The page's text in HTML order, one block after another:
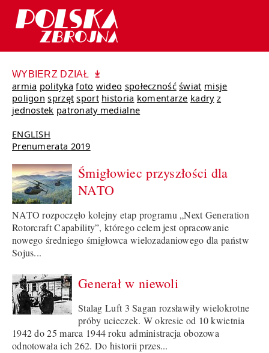
WYBIERZ DZIAŁ
armia polityka foto wideo społeczność świat misje
poligon sprzęt sport historia komentarze kadry z
jednostek patronaty medialne
ENGLISH
Prenumerata 2019
Śmigłowiec przyszłości dla
NATO
NATO rozpoczęło kolejny etap programu „Next Generation
Rotorcraft Capability”, którego celem jest opracowanie
nowego średniego śmigłowca wielozadaniowego dla państw
Sojus...
Generał w niewoli
Stalag Luft 3 Sagan rozsławiły wielokrotne
próby ucieczek. W okresie od 10 kwietnia
1942 do 25 marca 1944 roku administracja obozowa
odnotowała ich 262. Do historii przes...